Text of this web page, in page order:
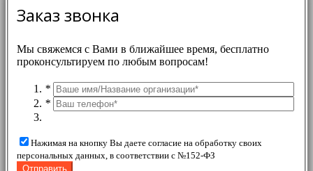
Заказ звонка
Мы свяжемся с Вами в ближайшее время, бесплатно
проконсультируем по любым вопросам!
*
*
Нажимая на кнопку Вы даете согласие на обработку своих
персональных данных, в соответствии с №152-ФЗ